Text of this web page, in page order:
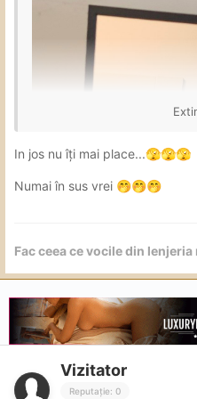
In jos nu îți mai place...🫣🫣🫣
Numai în sus vrei 🤭🤭🤭
Fac ceea ce vocile din
Vizitator
Reputație: 0